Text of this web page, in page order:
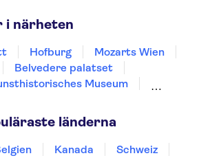
närheten
Hofburg
Mozarts Wien
Belvedere palatset
Museum
Stefansdomen
Mozart-Wohnhaus
Swarovski Crystal Worlds
länderna
Kanada
Schweiz